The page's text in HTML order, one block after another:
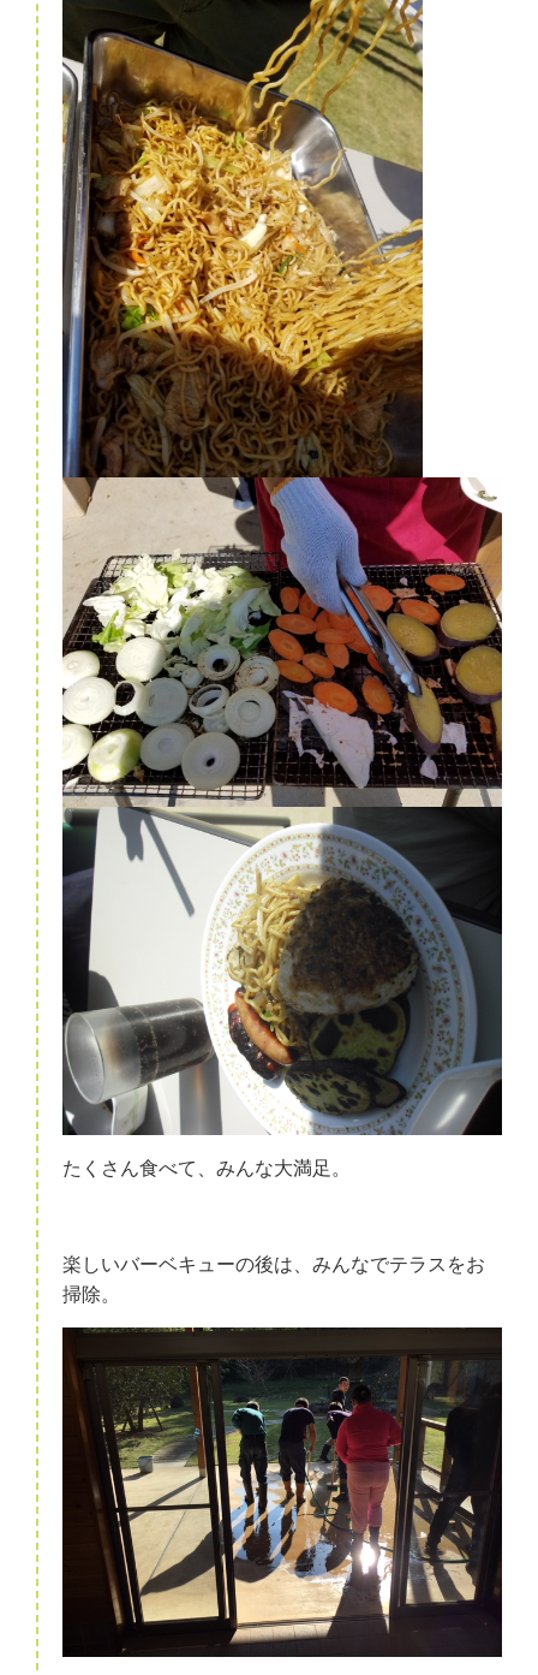
たくさん食べて、みんな大満足。
楽しいバーベキューの後は、みんなでテラスをお
掃除。